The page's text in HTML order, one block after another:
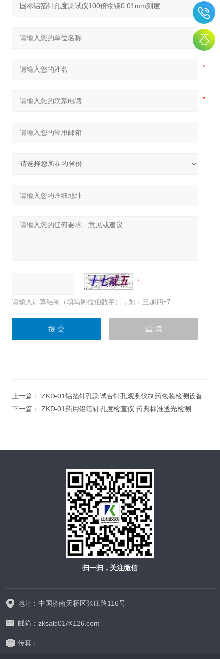
请输入计算结果（填写阿拉伯数字），如：三加四=7
上一篇： ZKD-01铝箔针孔测试台针孔观测仪制药包装检测设备
下一篇： ZKD-01药用铝箔针孔度检查仪 药典标准透光检测
扫一扫，关注微信
地址：中国济南天桥区张庄路116号
邮箱：zksale01@126.com
传真：